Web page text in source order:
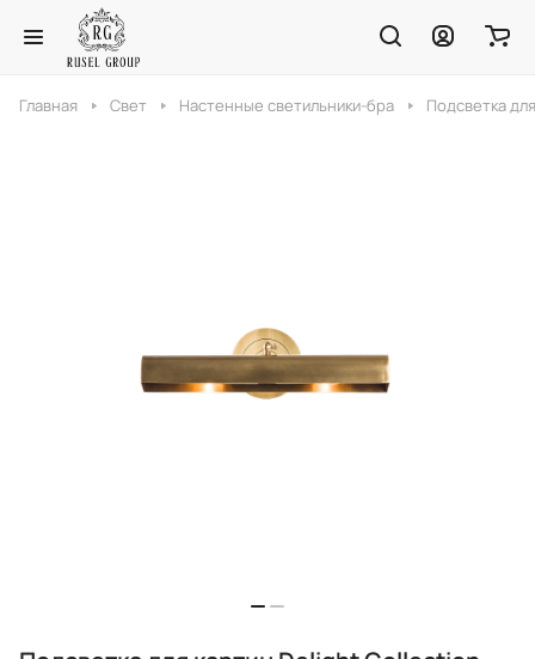
Главная Свет Настенные светильники-бра Подсветка